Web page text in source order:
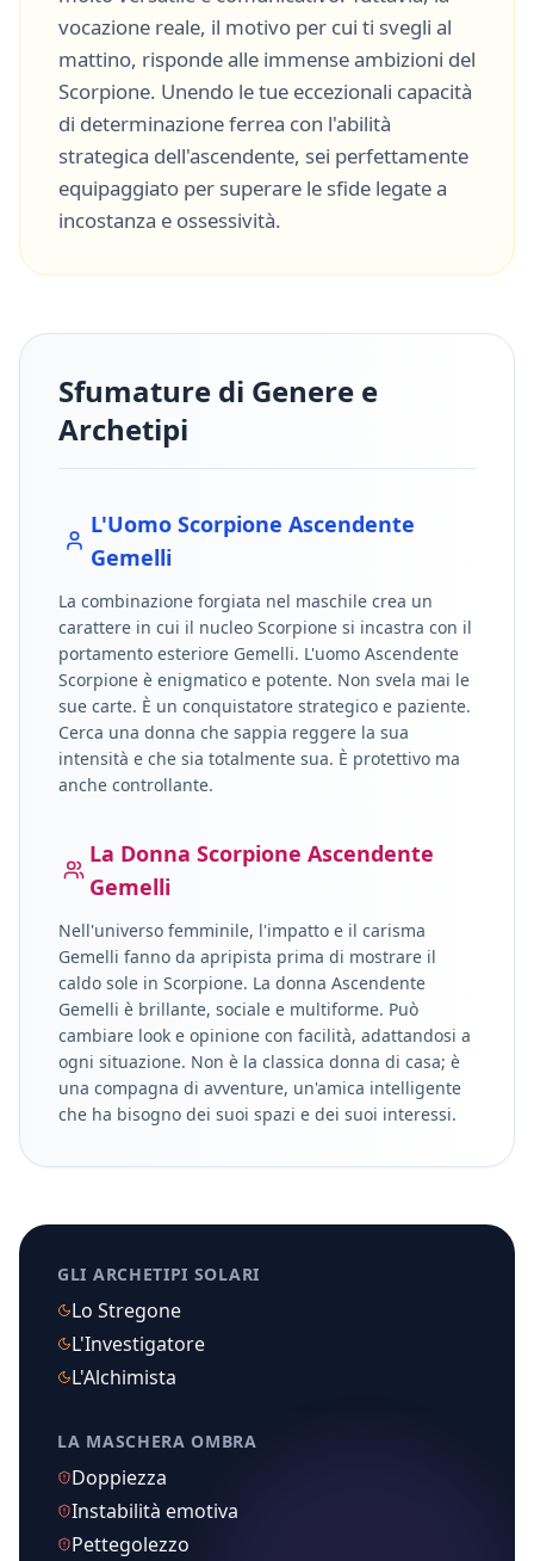
vocazione reale, il motivo per cui ti svegli al
mattino, risponde alle immense ambizioni del
Scorpione. Unendo le tue eccezionali capacità
di determinazione ferrea con l'abilità
strategica dell'ascendente, sei perfettamente
equipaggiato per superare le sfide legate a
incostanza e ossessività.
Sfumature di Genere e
Archetipi
L'Uomo Scorpione Ascendente
Gemelli
La combinazione forgiata nel maschile crea un
carattere in cui il nucleo Scorpione si incastra con il
portamento esteriore Gemelli. L'uomo Ascendente
Scorpione è enigmatico e potente. Non svela mai le
sue carte. È un conquistatore strategico e paziente.
Cerca una donna che sappia reggere la sua
intensità e che sia totalmente sua. È protettivo ma
anche controllante.
La Donna Scorpione Ascendente
Gemelli
Nell'universo femminile, l'impatto e il carisma
Gemelli fanno da apripista prima di mostrare il
caldo sole in Scorpione. La donna Ascendente
Gemelli è brillante, sociale e multiforme. Può
cambiare look e opinione con facilità, adattandosi a
ogni situazione. Non è la classica donna di casa; è
una compagna di avventure, un'amica intelligente
che ha bisogno dei suoi spazi e dei suoi interessi.
GLI ARCHETIPI SOLARI
Lo Stregone
L'Investigatore
L'Alchimista
LA MASCHERA OMBRA
Doppiezza
Instabilità emotiva
Pettegolezzo